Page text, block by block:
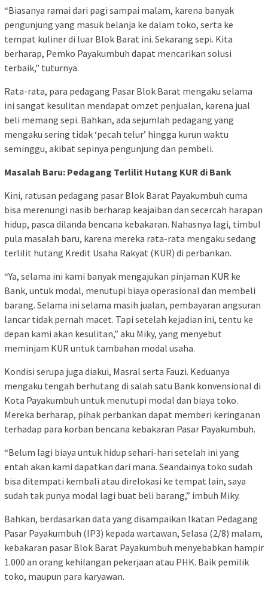
“Biasanya ramai dari pagi sampai malam, karena banyak
pengunjung yang masuk belanja ke dalam toko, serta ke
tempat kuliner di luar Blok Barat ini. Sekarang sepi. Kita
berharap, Pemko Payakumbuh dapat mencarikan solusi
terbaik,” tuturnya.
Rata-rata, para pedagang Pasar Blok Barat mengaku selama
ini sangat kesulitan mendapat omzet penjualan, karena jual
beli memang sepi. Bahkan, ada sejumlah pedagang yang
mengaku sering tidak ‘pecah telur’ hingga kurun waktu
seminggu, akibat sepinya pengunjung dan pembeli.
Masalah Baru: Pedagang Terlilit Hutang KUR di Bank
Kini, ratusan pedagang pasar Blok Barat Payakumbuh cuma
bisa merenungi nasib berharap keajaiban dan secercah harapan
hidup, pasca dilanda bencana kebakaran. Nahasnya lagi, timbul
pula masalah baru, karena mereka rata-rata mengaku sedang
terlilit hutang Kredit Usaha Rakyat (KUR) di perbankan.
“Ya, selama ini kami banyak mengajukan pinjaman KUR ke
Bank, untuk modal, menutupi biaya operasional dan membeli
barang. Selama ini selama masih jualan, pembayaran angsuran
lancar tidak pernah macet. Tapi setelah kejadian ini, tentu ke
depan kami akan kesulitan,” aku Miky, yang menyebut
meminjam KUR untuk tambahan modal usaha.
Kondisi serupa juga diakui, Masral serta Fauzi. Keduanya
mengaku tengah berhutang di salah satu Bank konvensional di
Kota Payakumbuh untuk menutupi modal dan biaya toko.
Mereka berharap, pihak perbankan dapat memberi keringanan
terhadap para korban bencana kebakaran Pasar Payakumbuh.
“Belum lagi biaya untuk hidup sehari-hari setelah ini yang
entah akan kami dapatkan dari mana. Seandainya toko sudah
bisa ditempati kembali atau direlokasi ke tempat lain, saya
sudah tak punya modal lagi buat beli barang,” imbuh Miky.
Bahkan, berdasarkan data yang disampaikan Ikatan Pedagang
Pasar Payakumbuh (IP3) kepada wartawan, Selasa (2/8) malam,
kebakaran pasar Blok Barat Payakumbuh menyebabkan hampir
1.000 an orang kehilangan pekerjaan atau PHK. Baik pemilik
toko, maupun para karyawan.